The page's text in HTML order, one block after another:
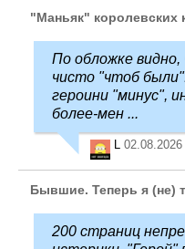
"Маньяк" королевских
По обложке видно,
чисто "чтоб
героини "минус",
более-мен ...
02.08.2026
Бывшие. Теперь я (не)
200 страниц